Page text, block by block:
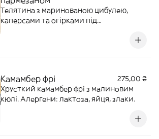
Телятина з маринованою цибулею,
каперсами та огірками під
перепелиним яйцем, соєвим соусом та
Камамбер фрі
275,00 ₴
Хрусткий камамбер фрі з малиновим
кюлі. Алергени: лактоза, яйця, злаки.